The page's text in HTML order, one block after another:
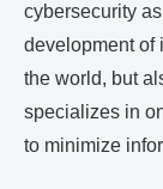
cybersecurity
development of
the world, but
specializes in
to minimize